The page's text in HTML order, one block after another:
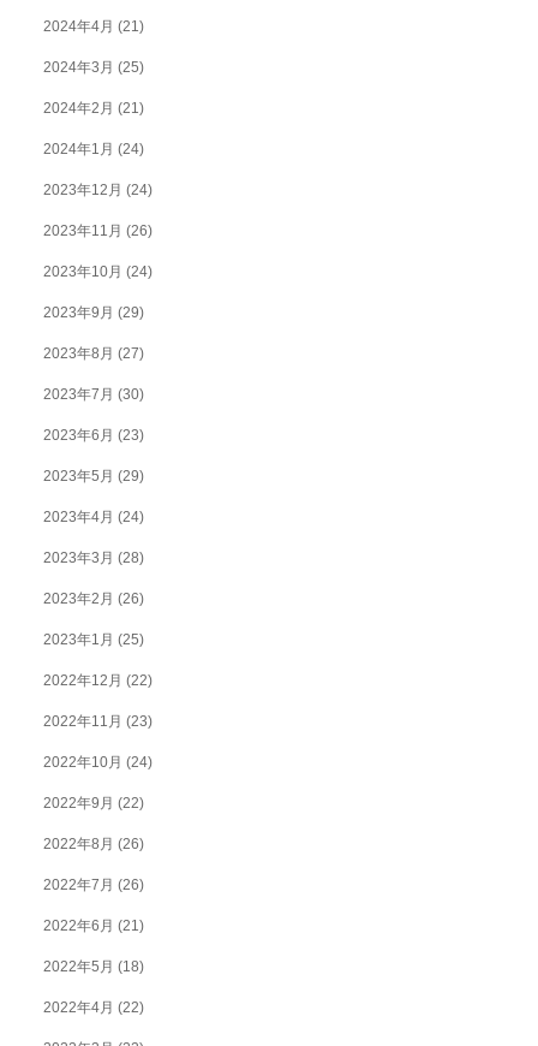
2024年4月 (21)
2024年3月 (25)
2024年2月 (21)
2024年1月 (24)
2023年12月 (24)
2023年11月 (26)
2023年10月 (24)
2023年9月 (29)
2023年8月 (27)
2023年7月 (30)
2023年6月 (23)
2023年5月 (29)
2023年4月 (24)
2023年3月 (28)
2023年2月 (26)
2023年1月 (25)
2022年12月 (22)
2022年11月 (23)
2022年10月 (24)
2022年9月 (22)
2022年8月 (26)
2022年7月 (26)
2022年6月 (21)
2022年5月 (18)
2022年4月 (22)